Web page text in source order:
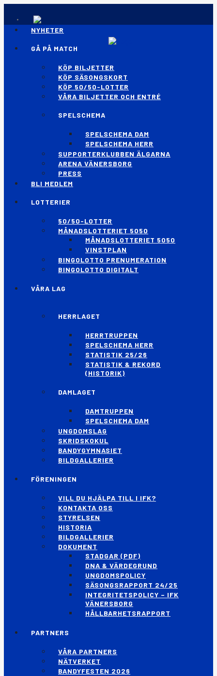
NYHETER
GÅ PÅ MATCH
KÖP BILJETTER
KÖP SÄSONGSKORT
KÖP 50/50-LOTTER
VÅRA BILJETTER OCH ENTRÉ
SPELSCHEMA
SPELSCHEMA DAM
SPELSCHEMA HERR
SUPPORTERKLUBBEN ÄLGARNA
ARENA VÄNERSBORG
PRESS
BLI MEDLEM
LOTTERIER
50/50-LOTTER
MÅNADSLOTTERIET 5050
MÅNADSLOTTERIET 5050
VINSTPLAN
BINGOLOTTO PRENUMERATION
BINGOLOTTO DIGITALT
VÅRA LAG
HERRLAGET
HERRTRUPPEN
SPELSCHEMA HERR
STATISTIK 25/26
STATISTIK & REKORD
(HISTORIK)
DAMLAGET
DAMTRUPPEN
SPELSCHEMA DAM
UNGDOMSLAG
SKRIDSKOKUL
BANDYGYMNASIET
BILDGALLERIER
FÖRENINGEN
VILL DU HJÄLPA TILL I IFK?
KONTAKTA OSS
STYRELSEN
HISTORIA
BILDGALLERIER
DOKUMENT
STADGAR (PDF)
DNA & VÄRDEGRUND
UNGDOMSPOLICY
SÄSONGSRAPPORT 24/25
INTEGRITETSPOLICY – IFK
VÄNERSBORG
HÅLLBARHETSRAPPORT
PARTNERS
VÅRA PARTNERS
NÄTVERKET
BANDYFESTEN 2026